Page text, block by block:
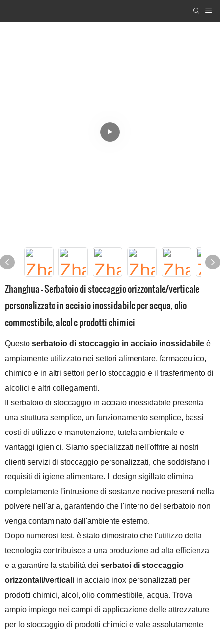
Zhanghua - Serbatoio di stoccaggio orizzontale/verticale
personalizzato in acciaio inossidabile per acqua, olio
commestibile, alcol e prodotti chimici
Questo serbatoio di stoccaggio in acciaio inossidabile è
ampiamente utilizzato nei settori alimentare, farmaceutico,
chimico e in altri settori per lo stoccaggio e il trasferimento di
alcolici e altri collegamenti.
Il serbatoio di stoccaggio in acciaio inossidabile presenta
una struttura semplice, un funzionamento semplice, bassi
costi di utilizzo e manutenzione, tutela ambientale e
vantaggi igienici. Siamo specializzati nell'offrire ai nostri
clienti servizi di stoccaggio personalizzati, che soddisfano i
requisiti di igiene alimentare. Il design sigillato elimina
completamente l'intrusione di sostanze nocive presenti nella
polvere nell'aria, garantendo che l'interno del serbatoio non
venga contaminato dall'ambiente esterno.
Dopo numerosi test, è stato dimostrato che l'utilizzo della
tecnologia contribuisce a una produzione ad alta efficienza
e a garantire la stabilità dei serbatoi di stoccaggio
orizzontali/verticali in acciaio inox personalizzati per
prodotti chimici, alcol, olio commestibile, acqua. Trova
ampio impiego nei campi di applicazione delle attrezzature
per lo stoccaggio di prodotti chimici e vale assolutamente